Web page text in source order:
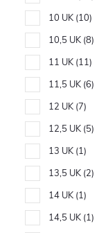
10 UK 10
10,5 UK 8
11 UK 11
11,5 UK 6
12 UK 7
12,5 UK 5
13 UK 1
13,5 UK 2
14 UK 1
14,5 UK 1